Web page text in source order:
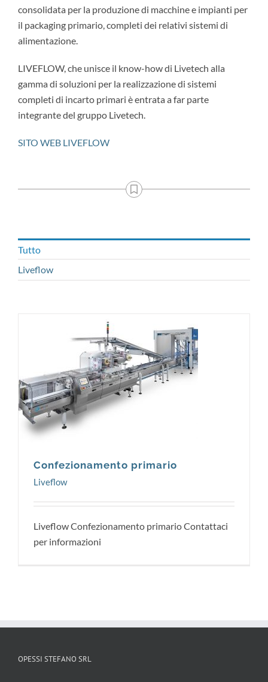
consolidata per la produzione di macchine e impianti per
il packaging primario, completi dei relativi sistemi di
alimentazione.
LIVEFLOW, che unisce il know-how di Livetech alla
gamma di soluzioni per la realizzazione di sistemi
completi di incarto primari è entrata a far parte
integrante del gruppo Livetech.
SITO WEB LIVEFLOW
Tutto
Liveflow
Liveflow
Confezionamento primario
Liveflow
Liveflow Confezionamento primario Contattaci
per informazioni
OPESSI STEFANO SRL